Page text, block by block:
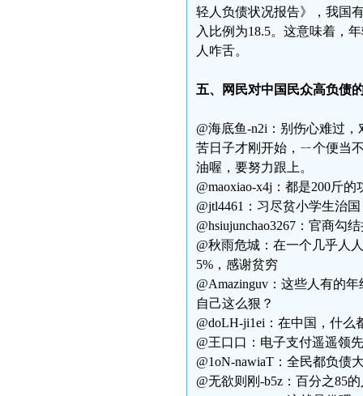
轻人负债状况报告》，我国
入比例为18.5。这意味着，
人咋舌。
五、网民对中国民众高负债
@海底鱼-n2i：别伤心难过
苦日子才刚开始，ㄧ个便当
油喔，要努力跟上。
@maoxiao-x4j：都是200斤的
@jtl4461：习尽贫小学生治
@hsiujunchao3267：官商勾
@秋雨危城：在一个几乎人
5%，感谢贫穷
@Amazinguv：这些人有的
自己这么狠？
@doLH-ji1ei：在中国，什
@王口口：电子支付遥遥领先
@1oN-nawiaT：全民都负债
@无欲则刚-b5z：百分之85